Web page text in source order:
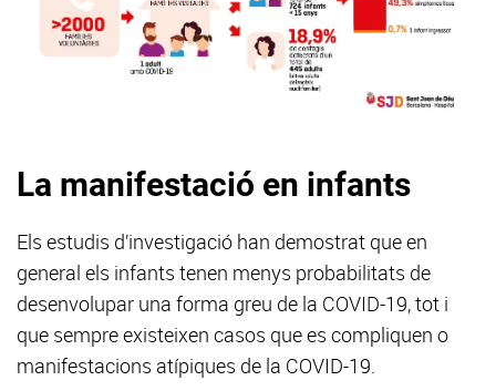
La manifestació en infants
Els estudis d’investigació han demostrat que en
general els infants tenen menys probabilitats de
desenvolupar una forma greu de la COVID-19, tot i
que sempre existeixen casos que es compliquen o
manifestacions atípiques de la COVID-19.